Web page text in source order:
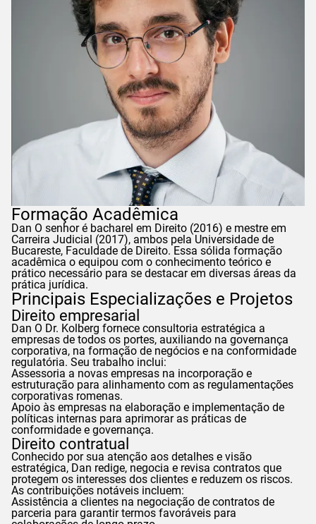
Formação Acadêmica
Dan O senhor é bacharel em Direito (2016) e mestre em
Carreira Judicial (2017), ambos pela Universidade de
Bucareste, Faculdade de Direito. Essa sólida formação
acadêmica o equipou com o conhecimento teórico e
prático necessário para se destacar em diversas áreas da
prática jurídica.
Principais Especializações e Projetos
Direito empresarial
Dan O Dr. Kolberg fornece consultoria estratégica a
empresas de todos os portes, auxiliando na governança
corporativa, na formação de negócios e na conformidade
regulatória. Seu trabalho inclui:
Assessoria a novas empresas na incorporação e
estruturação para alinhamento com as regulamentações
corporativas romenas.
Apoio às empresas na elaboração e implementação de
políticas internas para aprimorar as práticas de
conformidade e governança.
Direito contratual
Conhecido por sua atenção aos detalhes e visão
estratégica, Dan redige, negocia e revisa contratos que
protegem os interesses dos clientes e reduzem os riscos.
As contribuições notáveis incluem:
Assistência a clientes na negociação de contratos de
parceria para garantir termos favoráveis para